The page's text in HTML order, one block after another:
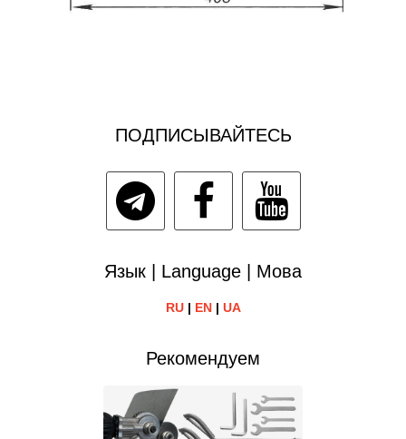
ПОДПИСЫВАЙТЕСЬ
Язык | Language | Мова
RU| EN| UA
Рекомендуем